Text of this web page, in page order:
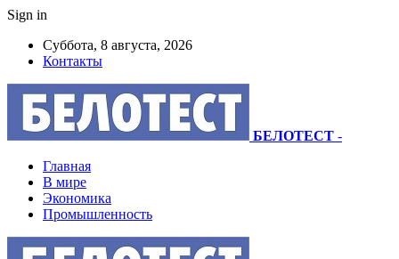
Sign in
Суббота, 8 августа, 2026
Контакты
БЕЛОТЕСТ -
Главная
В мире
Экономика
Промышленность